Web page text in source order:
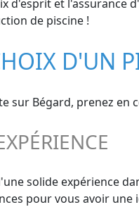
d'esprit et l'assurance
de piscine !
D'UN
sur Bégard, prenez en
solide expérience
pour vous avoir